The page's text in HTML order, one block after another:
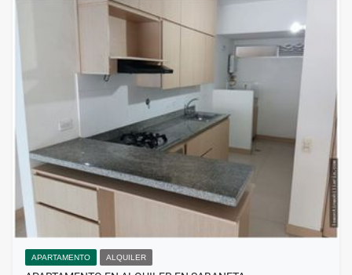
APARTAMENTO ALQUILER